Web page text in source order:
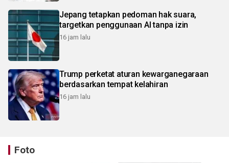
Jepang tetapkan pedoman hak suara,
targetkan penggunaan AI tanpa izin
16 jam lalu
Trump perketat aturan kewarganegaraan
berdasarkan tempat kelahiran
16 jam lalu
Foto